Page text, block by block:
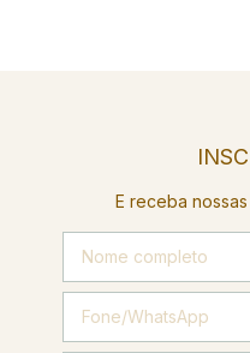
E receba